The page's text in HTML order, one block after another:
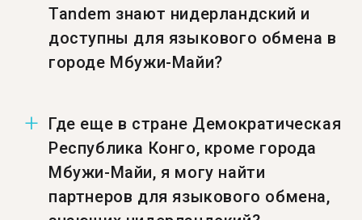
Tandem знают нидерландский и
доступны для языкового обмена в
городе Мбужи-Майи?
знающих нидерландский и доступных для
языкового обмена — 1 369.
Где еще в стране Демократическая
Республика Конго, кроме города
Мбужи-Майи, я могу найти
партнеров для языкового обмена,